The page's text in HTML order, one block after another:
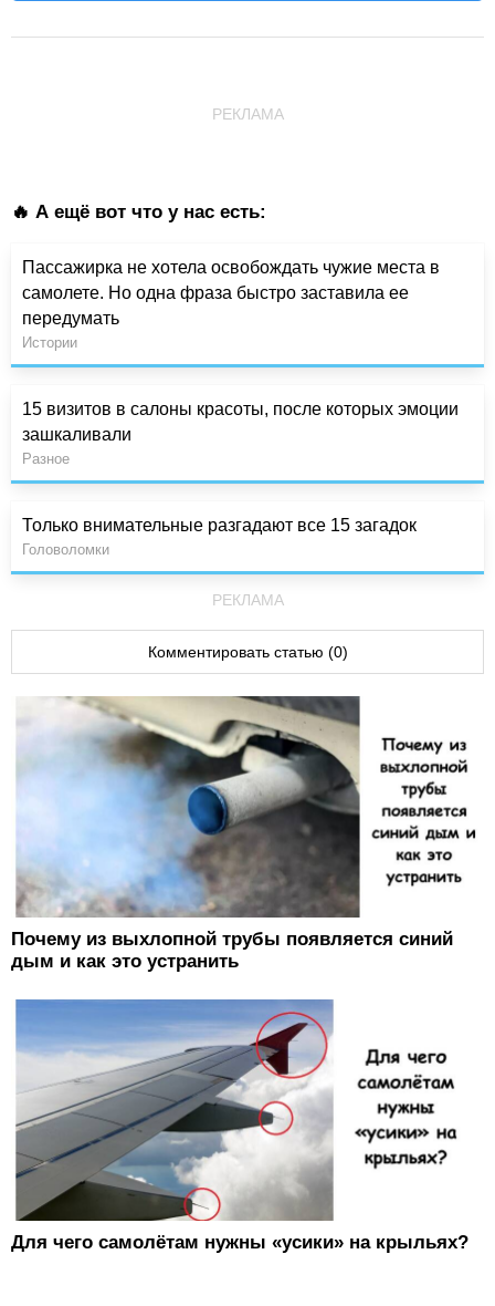
РЕКЛАМА
🔥 А ещё вот что у нас есть:
Пассажирка не хотела освобождать чужие места в
самолете. Но одна фраза быстро заставила ее
передумать
Истории
15 визитов в салоны красоты, после которых эмоции
зашкаливали
Разное
Только внимательные разгадают все 15 загадок
Головоломки
РЕКЛАМА
Комментировать статью (0)
Почему из выхлопной трубы появляется синий
дым и как это устранить
Для чего самолётам нужны «усики» на крыльях?